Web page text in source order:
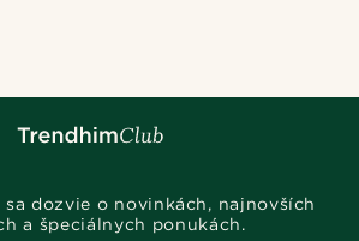
dozvie o novinkách, najnovších
a špeciálnych ponukách.